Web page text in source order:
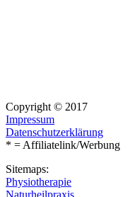
Copyright © 2017
Impressum
Datenschutzerklärung
* = Affiliatelink/Werbung
Sitemaps:
Physiotherapie
Naturheilpraxis